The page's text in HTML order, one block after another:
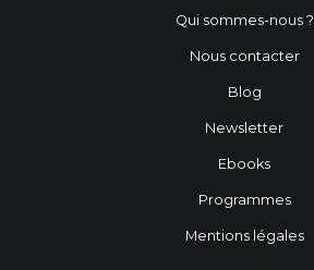
Qui sommes-nous ?
Nous contacter
Blog
Newsletter
Ebooks
Programmes
Mentions légales